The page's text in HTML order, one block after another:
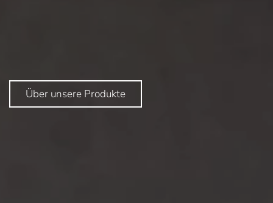
Über unsere Produkte